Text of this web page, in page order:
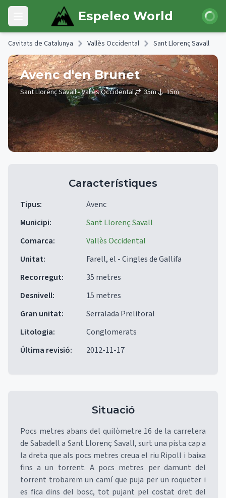
Skip to main content
Open main menu Espeleo World Iniciar
Cavitats de Catalunya Vallès Occidental Sant Llorenç Savall
Avenc d'en Brunet
Sant Llorenç Savall• Vallès Occidental 35m 15m
Característiques
Tipus:
Avenc
Municipi:
Sant Llorenç Savall
Comarca:
Vallès Occidental
Unitat:
Farell, el - Cingles de Gallifa
Recorregut:
35 metres
Desnivell:
15 metres
Gran unitat:
Serralada Prelitoral
Litologia:
Conglomerats
Última revisió: 2012-11-17
Situació
Pocs metres abans del quilòmetre 16 de la carretera
de Sabadell a Sant Llorenç Savall, surt una pista cap a
la dreta que als pocs metres creua el riu Ripoll i baixa
fins a un torrent. A pocs metres per damunt del
torrent trobarem un camí que puja per un roqueter i
es fica dins del bosc, tot pujant pel costat dret del